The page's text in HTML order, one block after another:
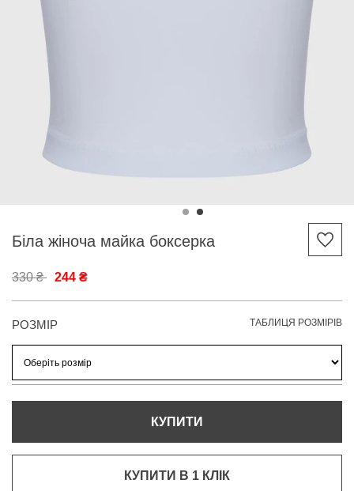
Біла жіноча майка боксерка
330 ₴ 244 ₴
РОЗМІР ТАБЛИЦЯ РОЗМІРІВ
КУПИТИ
КУПИТИ В 1 КЛIК